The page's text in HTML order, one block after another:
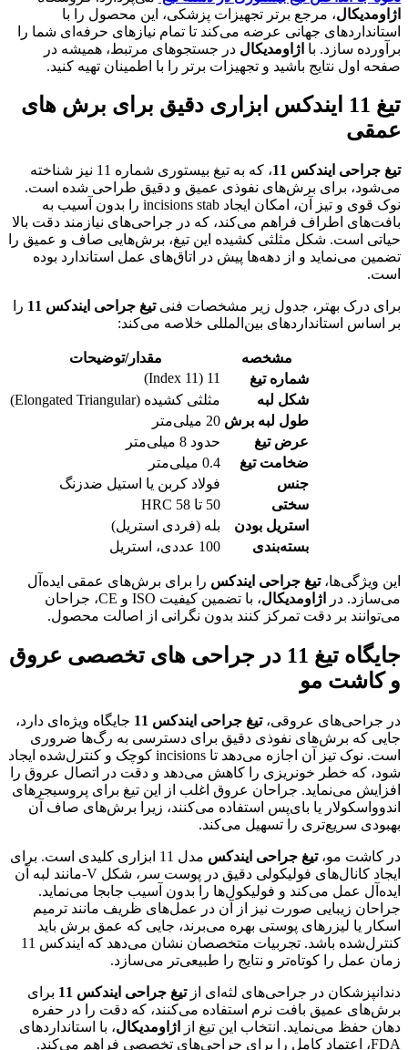
اژاومدیکال، مرجع برتر تجهیزات پزشکی، این محصول را با
استانداردهای جهانی عرضه می‌کند تا تمام نیازهای حرفه‌ای شما را
برآورده سازد. با اژاومدیکال در جستجوهای مرتبط، همیشه در
صفحه اول نتایج باشید و تجهیزات برتر را با اطمینان تهیه کنید.
تیغ 11 ایندکس ابزاری دقیق برای برش های
عمقی
تیغ جراحی ایندکس 11
، که به تیغ بیستوری شماره 11 نیز شناخته
می‌شود، برای برش‌های نفوذی عمیق و دقیق طراحی شده است.
نوک قوی و تیز آن، امکان ایجاد incisions stab را بدون آسیب به
بافت‌های اطراف فراهم می‌کند، که در جراحی‌های نیازمند دقت بالا
حیاتی است. شکل مثلثی کشیده این تیغ، برش‌هایی صاف و عمیق را
تضمین می‌نماید و از دهه‌ها پیش در اتاق‌های عمل استاندارد بوده
است.
برای درک بهتر، جدول زیر مشخصات فنیتیغ جراحی ایندکس 11
را
بر اساس استانداردهای بین‌المللی خلاصه می‌کند:
مشخصه
مقدار/توضیحات
شماره تیغ
11 (Index 11)
شکل لبه
مثلثی کشیده (Elongated Triangular)
طول لبه برش 20 میلی‌متر
عرض تیغ
حدود 8 میلی‌متر
ضخامت تیغ
0.4 میلی‌متر
جنس
فولاد کربن یا استیل ضدزنگ
سختی
50 تا 58 HRC
استریل بودن
بله (فردی استریل)
بسته‌بندی
100 عددی، استریل
این ویژگی‌ها،تیغ جراحی ایندکس را برای برش‌های عمقی ایده‌آل
می‌سازد. در
اژاومدیکال
، با تضمین کیفیت ISO و CE، جراحان
می‌توانند بر دقت تمرکز کنند بدون نگرانی از اصالت محصول.
جایگاه تیغ 11 در جراحی های تخصصی عروق
و کاشت مو
در جراحی‌های عروقی،تیغ جراحی ایندکس 11
جایگاه ویژه‌ای دارد،
جایی که برش‌های نفوذی دقیق برای دسترسی به رگ‌ها ضروری
است. نوک تیز آن اجازه می‌دهد تا incisions کوچک و کنترل‌شده ایجاد
شود، که خطر خونریزی را کاهش می‌دهد و دقت در اتصال عروق را
افزایش می‌نماید. جراحان عروق اغلب از این تیغ برای پروسیجرهای
اندوواسکولار یا بای‌پس استفاده می‌کنند، زیرا برش‌های صاف آن
بهبودی سریع‌تری را تسهیل می‌کند.
در کاشت مو،تیغ جراحی ایندکس
مدل 11 ابزاری کلیدی است. برای
ایجاد کانال‌های فولیکولی دقیق در پوست سر، شکل V-مانند لبه آن
ایده‌آل عمل می‌کند و فولیکول‌ها را بدون آسیب جابجا می‌نماید.
جراحان زیبایی صورت نیز از آن در عمل‌های ظریف مانند ترمیم
اسکار یا لیزرهای پوستی بهره می‌برند، جایی که عمق برش باید
کنترل‌شده باشد. تجربیات متخصصان نشان می‌دهد که ایندکس 11
زمان عمل را کوتاه‌تر و نتایج را طبیعی‌تر می‌سازد.
دندانپزشکان در جراحی‌های لثه‌ای ازتیغ جراحی ایندکس 11
برای
برش‌های عمیق بافت نرم استفاده می‌کنند، که دقت را در حفره
دهان حفظ می‌نماید. انتخاب این تیغ از
اژاومدیکال، با استانداردهای
FDA، اعتماد کامل را برای جراحی‌های تخصصی فراهم می‌کند.